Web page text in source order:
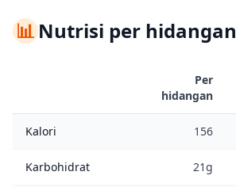
📊Nutrisi per hidangan
Per
hidangan
Kalori 156
Karbohidrat 21g